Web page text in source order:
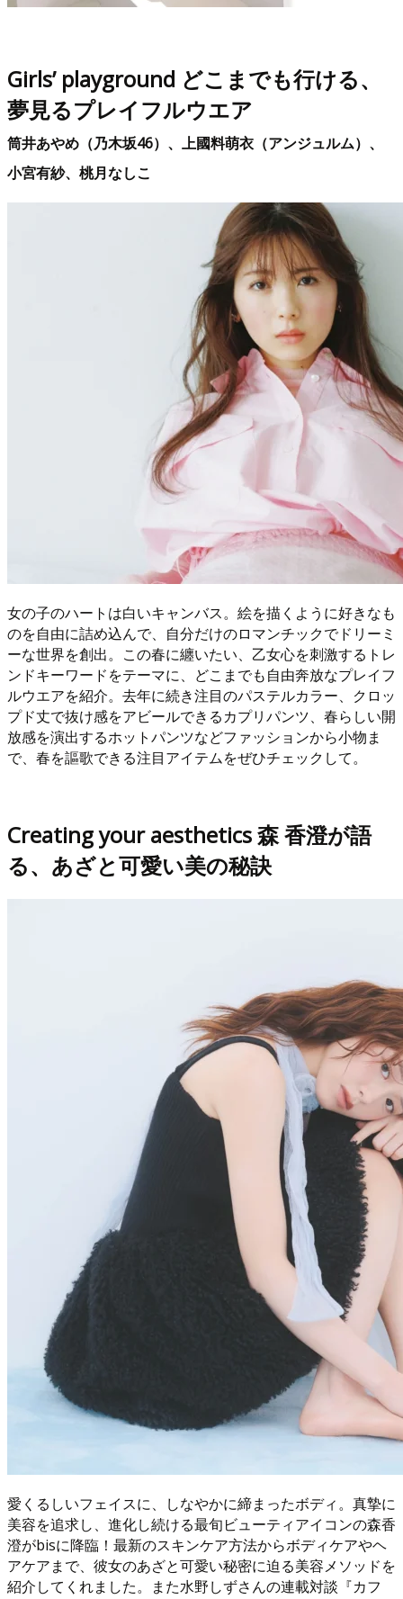
Girls’ playground どこまでも行ける、
夢見るプレイフルウエア
筒井あやめ（乃木坂46）、上國料萌衣（アンジュルム）、
小宮有紗、桃月なしこ
女の子のハートは白いキャンバス。絵を描くように好きなも
のを自由に詰め込んで、自分だけのロマンチックでドリーミ
ーな世界を創出。この春に纏いたい、乙女心を刺激するトレ
ンドキーワードをテーマに、どこまでも自由奔放なプレイフ
ルウエアを紹介。去年に続き注目のパステルカラー、クロッ
プド丈で抜け感をアビールできるカプリパンツ、春らしい開
放感を演出するホットパンツなどファッションから小物ま
で、春を謳歌できる注目アイテムをぜひチェックして。
Creating your aesthetics 森 香澄が語
る、あざと可愛い美の秘訣
愛くるしいフェイスに、しなやかに締まったボディ。真摯に
美容を追求し、進化し続ける最旬ビューティアイコンの森香
澄がbisに降臨！最新のスキンケア方法からボディケアやヘ
アケアまで、彼女のあざと可愛い秘密に迫る美容メソッドを
紹介してくれました。また水野しずさんの連載対談『カフ